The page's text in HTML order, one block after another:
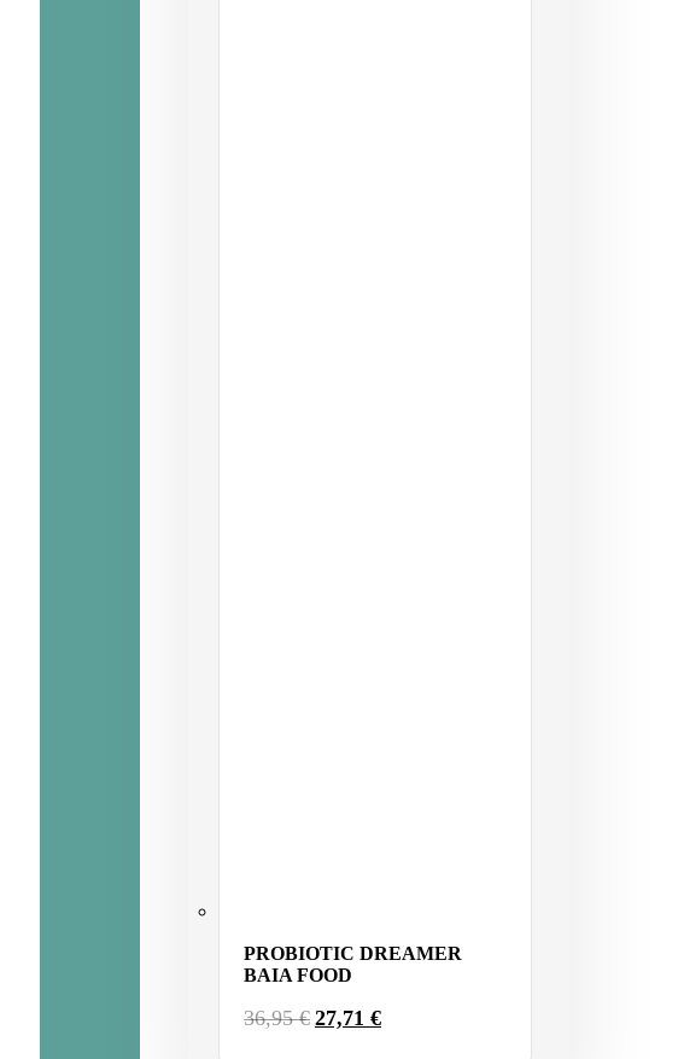
PROBIOTIC DREAMER
BAIA FOOD
36,95€ EL
27,71 €EL